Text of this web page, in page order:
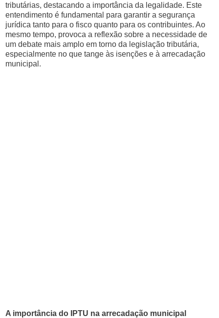
tributárias, destacando a importância da legalidade. Este
entendimento é fundamental para garantir a segurança
jurídica tanto para o fisco quanto para os contribuintes. Ao
mesmo tempo, provoca a reflexão sobre a necessidade de
um debate mais amplo em torno da legislação tributária,
especialmente no que tange às isenções e à arrecadação
municipal.
A importância do IPTU na arrecadação municipal